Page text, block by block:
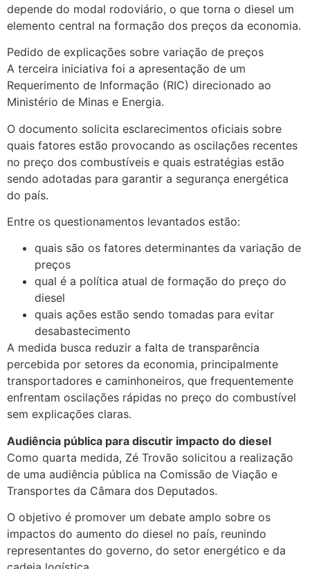
depende do modal rodoviário, o que torna o diesel um
elemento central na formação dos preços da economia.
Pedido de explicações sobre variação de preços
A terceira iniciativa foi a apresentação de um
Requerimento de Informação (RIC) direcionado ao
Ministério de Minas e Energia.
O documento solicita esclarecimentos oficiais sobre
quais fatores estão provocando as oscilações recentes
no preço dos combustíveis e quais estratégias estão
sendo adotadas para garantir a segurança energética
do país.
Entre os questionamentos levantados estão:
quais são os fatores determinantes da variação de
preços
qual é a política atual de formação do preço do
diesel
quais ações estão sendo tomadas para evitar
desabastecimento
A medida busca reduzir a falta de transparência
percebida por setores da economia, principalmente
transportadores e caminhoneiros, que frequentemente
enfrentam oscilações rápidas no preço do combustível
sem explicações claras.
Audiência pública para discutir impacto do diesel
Como quarta medida, Zé Trovão solicitou a realização
de uma audiência pública na Comissão de Viação e
Transportes da Câmara dos Deputados.
O objetivo é promover um debate amplo sobre os
impactos do aumento do diesel no país, reunindo
representantes do governo, do setor energético e da